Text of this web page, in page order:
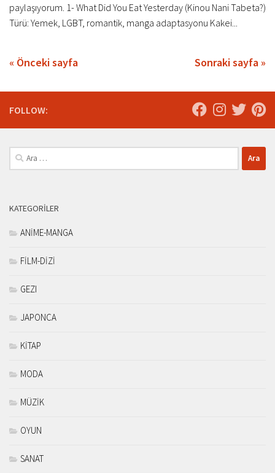
paylaşıyorum. 1- What Did You Eat Yesterday (Kinou Nani Tabeta?)
Türü: Yemek, LGBT, romantik, manga adaptasyonu Kakei...
« Önceki sayfa Sonraki sayfa »
FOLLOW:
Arama:
KATEGORILER
ANİME-MANGA
FİLM-DİZİ
GEZI
JAPONCA
KİTAP
MODA
MÜZİK
OYUN
SANAT